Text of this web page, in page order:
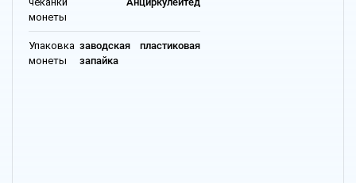
монеты
Упаковка
монеты
заводская пластиковая
запайка